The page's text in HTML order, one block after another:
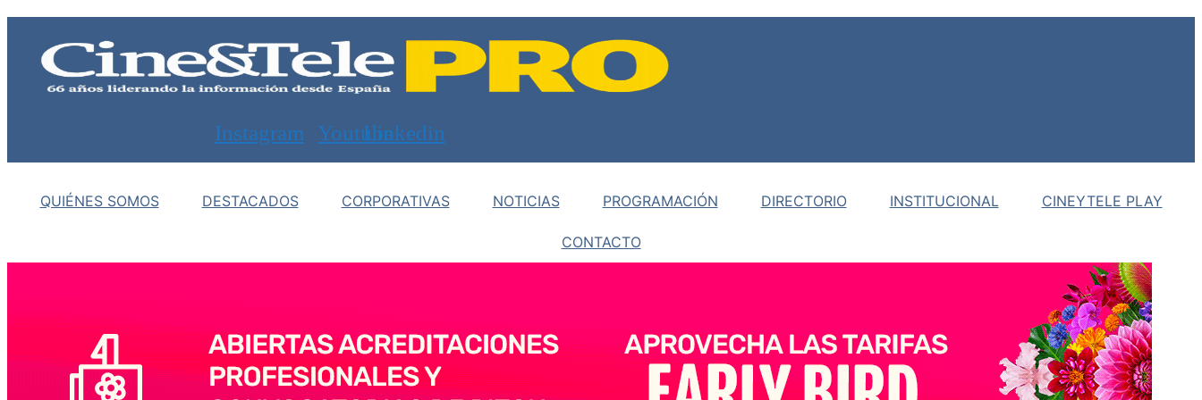
Saltar
contenido
Instagram YoutubeLinkedin
QUIÉNES SOMOS DESTACADOS CORPORATIVAS NOTICIAS PROGRAMACIÓN DIRECTORIO INSTITUCIONAL CINEYTELE PLAY
CONTACTO